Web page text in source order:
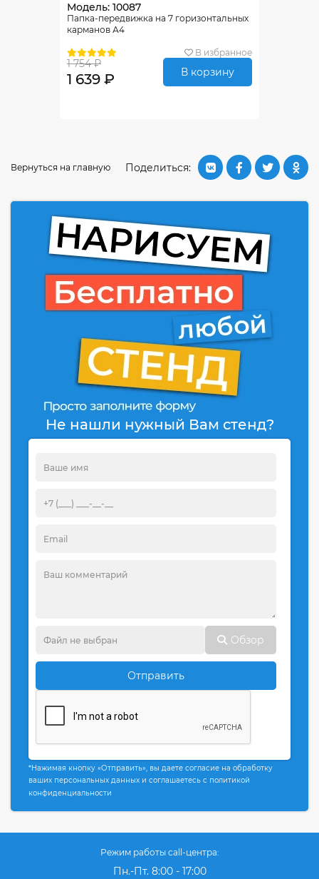
Модель: 10087
Папка-передвижка на 7 горизонтальных
карманов А4
В избранное
1 754 ₽
1 639 ₽ В корзину
Поделиться:
Вернуться на главную
Не нашли нужный Вам стенд?
Обзор
Отправить
*Нажимая кнопку «Отправить», вы даете согласие на обработку
ваших персональных данных и соглашаетесь с политикой
конфиденциальности
Режим работы call-центра:
Пн.-Пт. 8:00 - 17:00